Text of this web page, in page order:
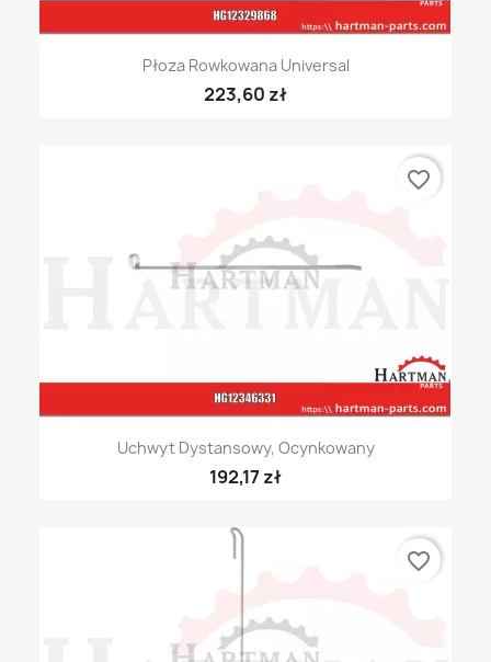
Płoza Rowkowana Universal
223,60 zł
Uchwyt Dystansowy, Ocynkowany
192,17 zł
favorite_border
favorite_border